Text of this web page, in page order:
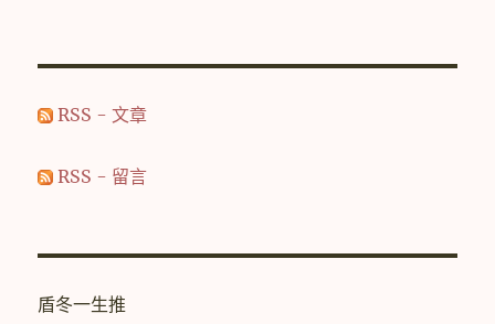
RSS - 文章
RSS - 留言
盾冬一生推